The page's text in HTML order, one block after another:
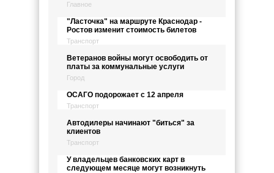
Главное
"Ласточка" на маршруте Краснодар -
Ростов изменит стоимость билетов
Транспорт
Ветеранов войны могут освободить от
платы за коммунальные услуги
Город
ОСАГО подорожает с 12 апреля
Транспорт
Автодилеры начинают "биться" за
клиентов
Транспорт
У владельцев банковских карт в
следующем месяце могут возникнуть